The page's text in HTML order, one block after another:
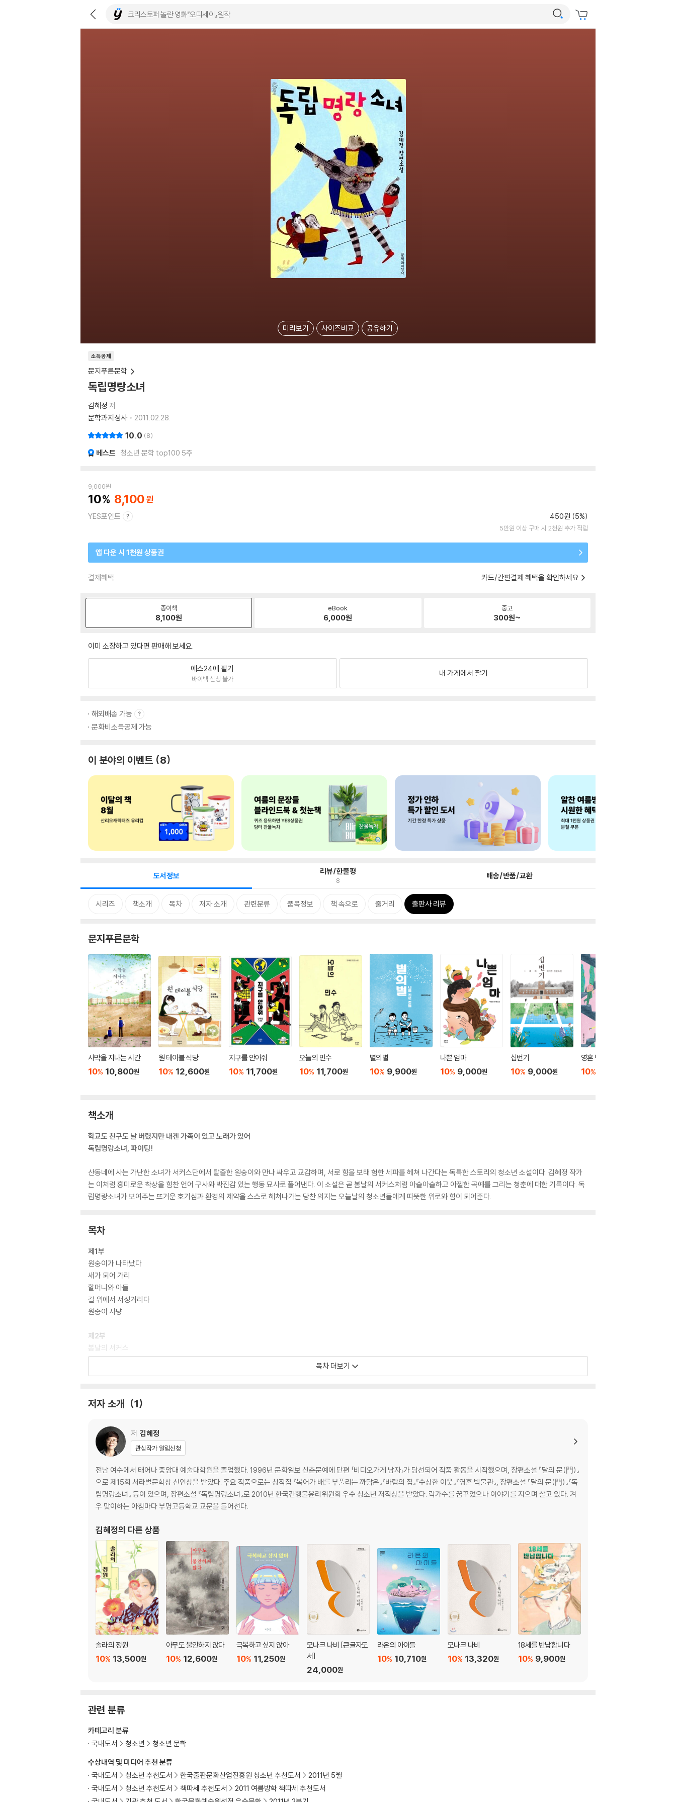
미리보기 사이즈비교 공유하기
소득공제
문지푸른문학
독립명랑소녀
김혜정 저
문학과지성사
2011.02.28.
10.0 8
베스트 청소년 문학 top100 5주
9,000원
10 8,100
YES포인트 450원 (5%)
5만원 이상 구매 시 2천원 추가 적립
앱 다운 시 1천원 상품권
결제혜택 카드/간편결제 혜택을 확인하세요
종이책
8,100원
eBook
6,000원
중고
300원~
이미 소장하고 있다면 판매해 보세요.
예스24에 팔기
바이백 신청 불가
내 가게에서 팔기
해외배송 가능
문화비소득공제 가능
이 분야의 이벤트 8
도서정보 리뷰/한줄평
8 배송/반품/교환
시리즈 책소개 목차 저자 소개 관련분류 품목정보 책 속으로 줄거리 출판사 리뷰
문지푸른문학
사막을 지나는 시간
10% 10,800원
원 테이블 식당
10% 12,600원
지구를 안아줘
10% 11,700원
오늘의 민수
10% 11,700원
별의별
10% 9,900원
나쁜 엄마
10% 9,000원
십번기
10% 9,000원
영혼 박물관
10%
책소개
학교도 친구도 날 버렸지만 내겐 가족이 있고 노래가 있어
독립명랑소녀, 파이팅!
산동네에 사는 가난한 소녀가 서커스단에서 탈출한 원숭이와 만나 싸우고 교감하며, 서로 힘을 보태 험한 세파를 헤쳐 나간다는 독특한 스토리의 청소년 소설이다. 김혜정 작가
는 이처럼 흥미로운 착상을 힘찬 언어 구사와 박진감 있는 행동 묘사로 풀어낸다. 이 소설은 곧 봄날의 서커스처럼 아슬아슬하고 아찔한 곡예를 그리는 청춘에 대한 기록이다. 독
립명랑소녀가 보여주는 뜨거운 호기심과 환경의 제약을 스스로 헤쳐나가는 당찬 의지는 오늘날의 청소년들에게 따뜻한 위로와 힘이 되어준다.
목차
제1부
원숭이가 나타났다
새가 되어 가리
할머니와 아들
길 위에서 서성거리다
원숭이 사냥
제2부
봄날의 서커스
돌연변이
제3부
용의자 2
길 없는 길
달빛 여인숙
제4부
원숭이가 사라졌다
겨울 판화
무화과나무 집
굿바이! 서커스
목차 더보기
저자 소개 1
저 김혜정
관심작가 알림신청
전남 여수에서 태어나 중앙대 예술대학원을 졸업했다. 1996년 문화일보 신춘문예에 단편 「비디오가게 남자」가 당선되어 작품 활동을 시작했으며, 장편소설 『달의 문(門)』
으로 제15회 서라벌문학상 신인상을 받았다. 주요 작품으로는 창작집 『복어가 배를 부풀리는 까닭은』『바람의 집』『수상한 이웃』『영혼 박물관』, 장편소설 『달의 문(門)』『독
립명랑소녀』 등이 있으며, 장편소설 『독립명랑소녀』로 2010년 한국간행물윤리위원회 우수 청소년 저작상을 받았다. 락가수를 꿈꾸었으나 이야기를 지으며 살고 있다. 겨
우 맞이하는 아침마다 부명고등학교 교문을 들어선다.
김혜정의 다른 상품
솔라의 정원
13,500원
10%
아무도 불안하지 않다
12,600원
10%
극복하고 싶지 않아
11,250원
10%
모나크 나비 [큰글자도
서]
24,000원
라온의 아이들
10,710원
10%
모나크 나비
13,320원
10%
18세를 반납합니다
9,900원
10%
관련 분류
수상내역 및 미디어 추천 분류
국내도서
청소년 추천도서 한국출판문화산업진흥원 청소년 추천도서
2011년 5월
국내도서
청소년 추천도서 책따세 추천도서
2011 여름방학 책따세 추천도서
카테고리 분류
국내도서
청소년 청소년 문학